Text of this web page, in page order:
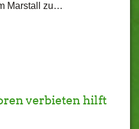
Marstall zu…
verbieten hilft